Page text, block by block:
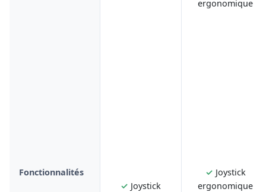
ergonomique
Fonctionnalités
✓ Joystick
✓ Joystick
ergonomique